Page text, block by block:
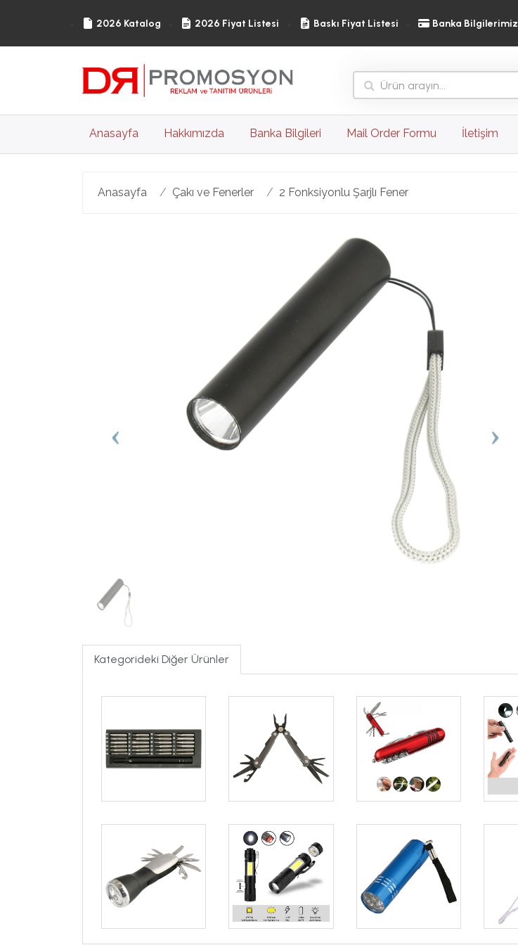
2026 Katalog 2026 Fiyat Listesi Baskı Fiyat Listesi Banka Bilgilerimiz
Anasayfa (current)Hakkımızda Banka Bilgileri Mail Order Formu İletişim
Anasayfa Çakı ve Fenerler 2 Fonksiyonlu Şarjlı Fener
Kategorideki Diğer Ürünler